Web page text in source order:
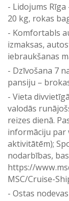
Lidojums Rīga
20 kg, rokas
Komfortabls
izmaksas,
iebraukšanas
Dzīvošana 7
pansiju –
Vieta
valodās
reizes dienā.
informāciju par
aktivitātēm);
nodarbības,
https://
MSC/Cruise-
Ostas nodevas